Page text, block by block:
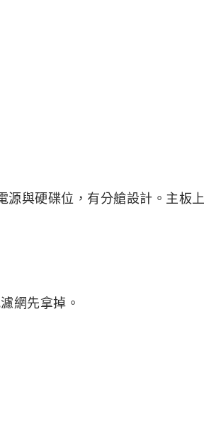
與硬碟位，有分艙設計。主板上
網先拿掉。